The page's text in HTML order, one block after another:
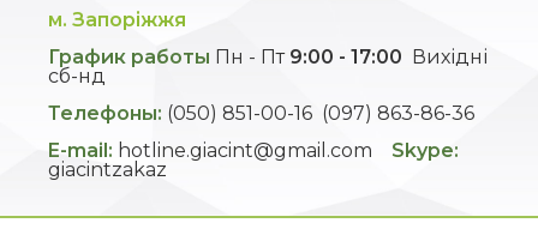
м. Запоріжжя
График работы Пн - Пт 9:00 - 17:00 Вихідні
сб-нд
Телефоны: (050) 851-00-16 (097) 863-86-36
E-mail: hotline.giacint@gmail.com
Skype:
giacintzakaz